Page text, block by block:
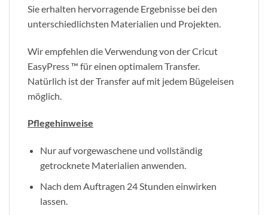
Sie erhalten hervorragende Ergebnisse bei den
unterschiedlichsten Materialien und Projekten.
Wir empfehlen die Verwendung von der Cricut
EasyPress ™ für einen optimalem Transfer.
Natürlich ist der Transfer auf mit jedem Bügeleisen
möglich.
Pflegehinweise
Nur auf vorgewaschene und vollständig
getrocknete Materialien anwenden.
Nach dem Auftragen 24 Stunden einwirken
lassen.